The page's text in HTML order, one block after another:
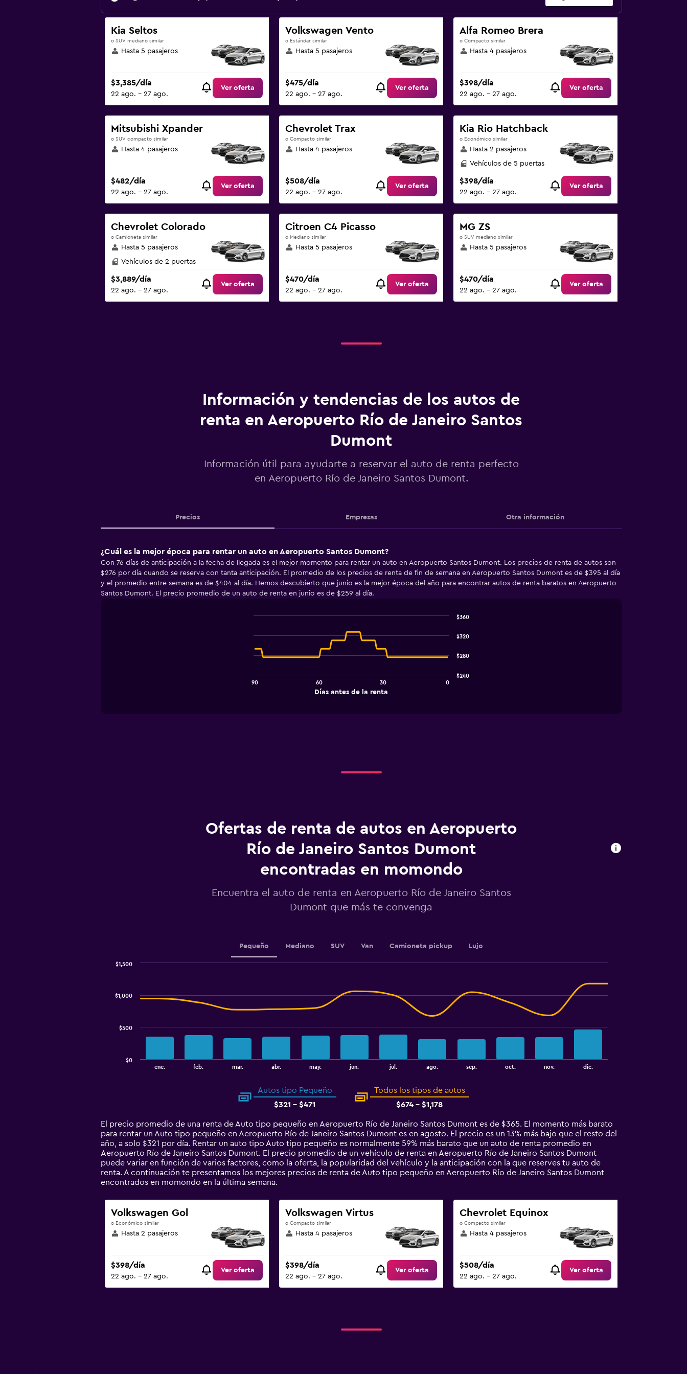
Kia Seltos
o SUV mediano similar
Hasta 5 pasajeros
$3,385/día
22 ago. - 27 ago.
Ver oferta
Volkswagen Vento
o Estándar similar
Hasta 5 pasajeros
$475/día
22 ago. - 27 ago.
Ver oferta
Alfa Romeo Brera
o Compacto similar
Hasta 4 pasajeros
$398/día
22 ago. - 27 ago.
Ver oferta
Mitsubishi Xpander
o SUV compacto similar
Hasta 4 pasajeros
$482/día
22 ago. - 27 ago.
Ver oferta
Chevrolet Trax
o Compacto similar
Hasta 4 pasajeros
$508/día
22 ago. - 27 ago.
Ver oferta
Kia Rio Hatchback
o Económico similar
Hasta 2 pasajeros
Vehículos de 5 puertas
$398/día
22 ago. - 27 ago.
Ver oferta
Chevrolet Colorado
o Camioneta similar
Hasta 5 pasajeros
Vehículos de 2 puertas
$3,889/día
22 ago. - 27 ago.
Ver oferta
Citroen C4 Picasso
o Mediano similar
Hasta 5 pasajeros
$470/día
22 ago. - 27 ago.
Ver oferta
MG ZS
o SUV mediano similar
Hasta 5 pasajeros
$470/día
22 ago. - 27 ago.
Ver oferta
Información y tendencias de los autos de
renta en Aeropuerto Río de Janeiro Santos
Dumont
Información útil para ayudarte a reservar el auto de renta perfecto
en Aeropuerto Río de Janeiro Santos Dumont.
Precios Empresas Otra información
¿Cuál es la mejor época para rentar un auto en Aeropuerto Santos Dumont?
Con 76 días de anticipación a la fecha de llegada es el mejor momento para rentar un auto en Aeropuerto Santos Dumont. Los precios de renta de autos son
$276 por día cuando se reserva con tanta anticipación. El promedio de los precios de renta de fin de semana en Aeropuerto Santos Dumont es de $395 al día
y el promedio entre semana es de $404 al día. Hemos descubierto que junio es la mejor época del año para encontrar autos de renta baratos en Aeropuerto
Santos Dumont. El precio promedio de un auto de renta en junio es de $259 al día.
chart
data
The
categories.
The
chart
has
displaying
Días antes de la renta
90 60 30 0
$240
$280
$320
$360
Ofertas de renta de autos en Aeropuerto
Río de Janeiro Santos Dumont
encontradas en momondo
Encuentra el auto de renta en Aeropuerto Río de Janeiro Santos
Dumont que más te convenga
Pequeño Mediano SUV Van Camioneta pickup Lujo
14
categories.
The
chart
has
1
Y
displaying
values.
Range:
0
to
ene. feb. mar. abr. may. jun. jul. ago. sep. oct. nov. dic.
$0
$500
$1,000
$1,500
Autos tipo Pequeño
$321 - $471
Todos los tipos de autos
$674 - $1,178
El precio promedio de una renta de Auto tipo pequeño en Aeropuerto Río de Janeiro Santos Dumont es de $365. El momento más barato
para rentar un Auto tipo pequeño en Aeropuerto Río de Janeiro Santos Dumont es en agosto. El precio es un 13% más bajo que el resto del
año, a solo $321 por día. Rentar un auto tipo Auto tipo pequeño es normalmente 59% más barato que un auto de renta promedio en
Aeropuerto Río de Janeiro Santos Dumont. El precio promedio de un vehículo de renta en Aeropuerto Río de Janeiro Santos Dumont
puede variar en función de varios factores, como la oferta, la popularidad del vehículo y la anticipación con la que reserves tu auto de
renta. A continuación te presentamos los mejores precios de renta de Auto tipo pequeño en Aeropuerto Río de Janeiro Santos Dumont
encontrados en momondo en la última semana.
Volkswagen Gol
o Económico similar
Hasta 2 pasajeros
$398/día
22 ago. - 27 ago.
Ver oferta
Volkswagen Virtus
o Compacto similar
Hasta 4 pasajeros
$398/día
22 ago. - 27 ago.
Ver oferta
Chevrolet Equinox
o Compacto similar
Hasta 4 pasajeros
$508/día
22 ago. - 27 ago.
Ver oferta